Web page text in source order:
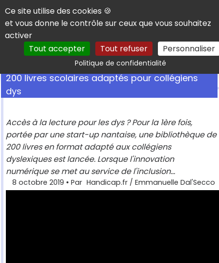
Panneau de gestion des cookies
Ce site utilise des cookies 🍪
et vous donne le contrôle sur ceux que vous souhaitez
activer
Tout accepter
Tout refuser Personnaliser
Politique de confidentialitéRechercher
200 livres scolaires adaptés pour collégiens
dys
Accès à la lecture pour les dys ? Pour la 1ère fois,
portée par une start-up nantaise, une bibliothèque de
200 livres en format adapté aux collégiens
dyslexiques est lancée. Lorsque l'innovation
numérique se met au service de l'inclusion...
8 octobre 2019 • Par Handicap.fr / Emmanuelle Dal'Secco